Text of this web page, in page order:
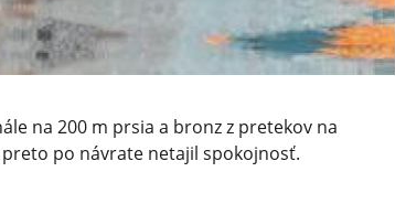
na 200 m prsia a bronz z pretekov na
po návrate netajil spokojnosť.